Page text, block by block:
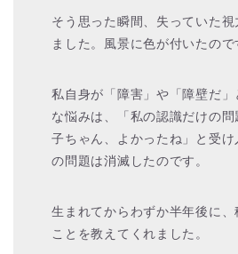
そう思った瞬間、失っていた視
ました。風景に色が付いたので
私自身が「障害」や「障壁だ」
な悩みは、「私の認識だけの
子ちゃん、よかったね」と受
の問題は消滅したのです。
生まれてからわずか半年後に
ことを教えてくれました。